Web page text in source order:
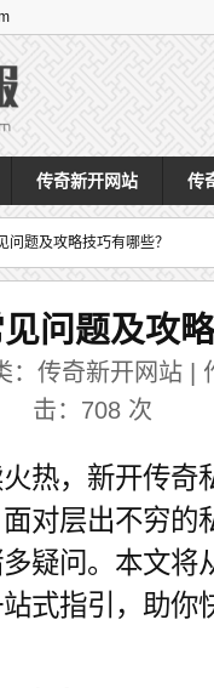
传奇新开网站 传
问题及攻略技巧有哪些？
问题及攻
：传奇新开网站 |
击： 708 次
热，新开传奇
对层出不穷的
疑问。本文将
式指引，助你